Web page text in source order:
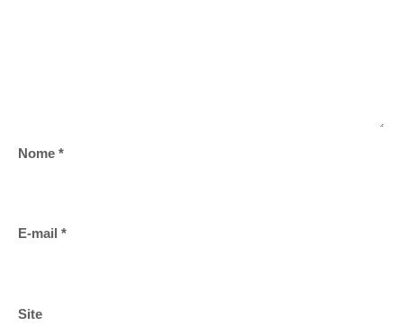
Nome *
E-mail *
Site